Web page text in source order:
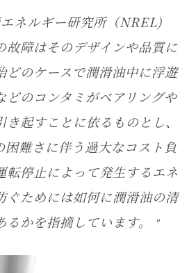
ネルギー研究所（NREL)
故障はそのデザインや品質に
どのケースで潤滑油中に浮遊
どのコンタミがベアリングや
起すことに依るものとし、
困難さに伴う過大なコスト負
転停止によって発生するエネ
ぐためには如何に潤滑油の清
かを指摘しています。